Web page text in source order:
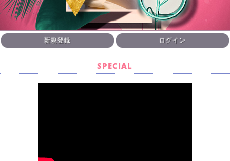
新規登録 ログイン
SPECIAL